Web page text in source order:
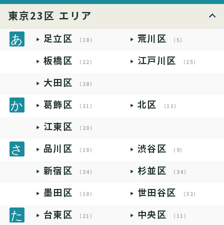
東京23区 エリア
足立区 （18） 荒川区 （5）
板橋区 （22） 江戸川区 （25）
大田区 （28）
葛飾区 （21） 北区 （11）
江東区 （20）
品川区 （10） 渋谷区 （9）
新宿区 （34） 杉並区 （34）
墨田区 （10） 世田谷区 （32）
台東区 （21） 中央区 （11）